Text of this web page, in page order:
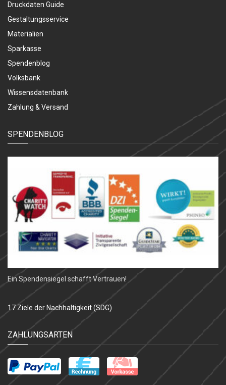
Druckdaten Guide
Gestaltungsservice
Materialien
Sparkasse
Spendenblog
Volksbank
Wissensdatenbank
Zahlung & Versand
SPENDENBLOG
Ein Spendensiegel schafft Vertrauen!
17 Ziele der Nachhaltigkeit (SDG)
ZAHLUNGSARTEN